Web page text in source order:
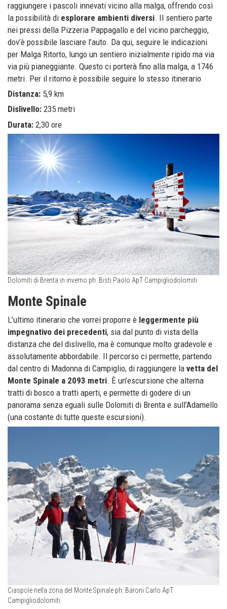
raggiungere i pascoli innevati vicino alla malga, offrendo così
la possibilità di esplorare ambienti diversi. Il sentiero parte
nei pressi della Pizzeria Pappagallo e del vicino parcheggio,
dov’è possibile lasciare l’auto. Da qui, seguire le indicazioni
per Malga Ritorto, lungo un sentiero inizialmente ripido ma via
via più pianeggiante. Questo ci porterà fino alla malga, a 1746
metri. Per il ritorno è possibile seguire lo stesso itinerario
Distanza: 5,9 km
Dislivello: 235 metri
Durata: 2,30 ore
Dolomiti di Brenta in inverno ph. Bisti Paolo ApT Campigliodolomiti
Monte Spinale
L’ultimo itinerario che vorrei proporre è leggermente più
impegnativo dei precedenti, sia dal punto di vista della
distanza che del dislivello, ma è comunque molto gradevole e
assolutamente abbordabile. Il percorso ci permette, partendo
dal centro di Madonna di Campiglio, di raggiungere la vetta del
Monte Spinale a 2093 metri. È un’escursione che alterna
tratti di bosco a tratti aperti, e permette di godere di un
panorama senza eguali sulle Dolomiti di Brenta e sull’Adamello
(una costante di tutte queste escursioni).
Ciaspole nella zona del Monte Spinale ph. Baroni Carlo ApT
Campigliodolomiti